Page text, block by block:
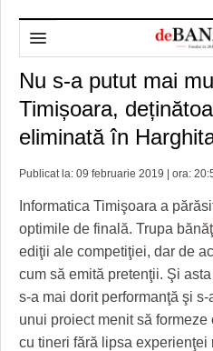
HOME
DESPRE NOI
REDACȚIA DEBANAT
POLITICA DE
ADMINISTRAȚIE
PRIMĂRIA TIMIŞOARA
PREFECTURA TIMIŞ
POLI TIMISOARA
FOTBAL JUDETEAN
ALTE SPORTURI
OPINII
DOSARELE DEBANAT
ETICA LUCIDITĂȚII
JURNAL DE CAMPANIE
TIMP LIBER ȘI CULTURĂ
TIMP LIBER
ULTRAMARIN VA
ECONOMIC
AFACERI
SĂNĂTATE
Nu s-a putut mai
Timișoara,
eliminată în
Publicat la: 09 februarie 2019 | ora:
Informatica Timişoara a
optimile de finală. Trupa
ediţii ale competiţiei, dar de
cum să emită pretenţii. Şi
s-a mai dorit performanţă şi s-
unui proiect menit să
cu tineri fără lipsa experienţei